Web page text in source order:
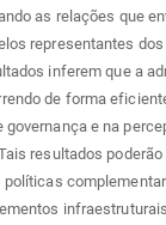
as relações que
representantes
inferem que a
de forma
e na
resultados
políticas